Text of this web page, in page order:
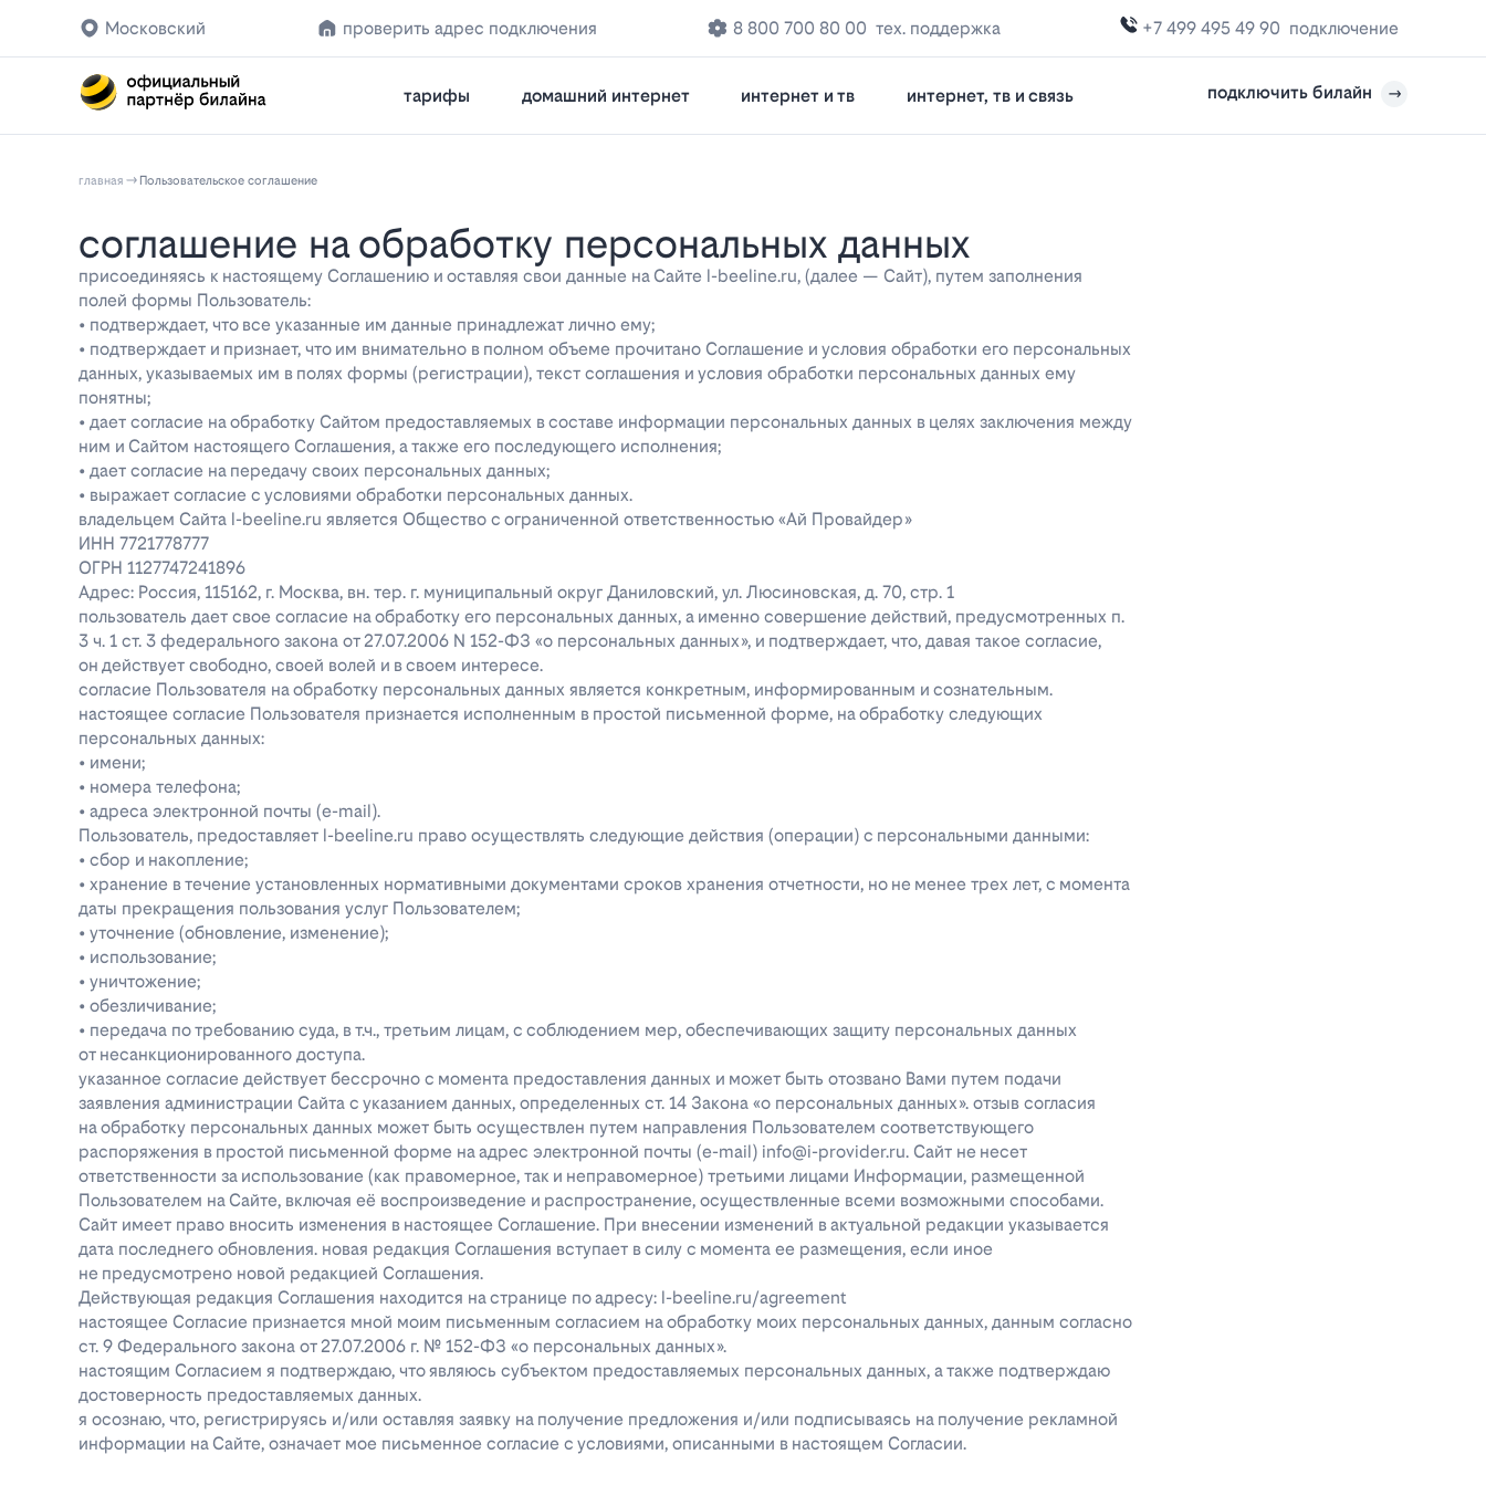
Московский проверить адрес подключения 8 800 700 80 00 тех. поддержка +7 499 495 49 90 подключение
тарифы домашний интернет интернет и тв интернет, тв и связь подключить билайн
главная Пользовательское соглашение
соглашение на обработку персональных данных
присоединяясь к настоящему Соглашению и оставляя свои данные на Сайте l-beeline.ru, (далее — Сайт), путем заполнения
полей формы Пользователь:
• подтверждает, что все указанные им данные принадлежат лично ему;
• подтверждает и признает, что им внимательно в полном объеме прочитано Соглашение и условия обработки его персональных
данных, указываемых им в полях формы (регистрации), текст соглашения и условия обработки персональных данных ему
понятны;
• дает согласие на обработку Сайтом предоставляемых в составе информации персональных данных в целях заключения между
ним и Сайтом настоящего Соглашения, а также его последующего исполнения;
• дает согласие на передачу своих персональных данных;
• выражает согласие с условиями обработки персональных данных.
владельцем Сайта l-beeline.ru является Общество с ограниченной ответственностью «Ай Провайдер»
ИНН 7721778777
ОГРН 1127747241896
Адрес: Россия, 115162, г. Москва, вн. тер. г. муниципальный округ Даниловский, ул. Люсиновская, д. 70, стр. 1
пользователь дает свое согласие на обработку его персональных данных, а именно совершение действий, предусмотренных п.
3 ч. 1 ст. 3 федерального закона от 27.07.2006 N 152-ФЗ «о персональных данных», и подтверждает, что, давая такое согласие,
он действует свободно, своей волей и в своем интересе.
согласие Пользователя на обработку персональных данных является конкретным, информированным и сознательным.
настоящее согласие Пользователя признается исполненным в простой письменной форме, на обработку следующих
персональных данных:
• имени;
• номера телефона;
• адреса электронной почты (e-mail).
Пользователь, предоставляет l-beeline.ru право осуществлять следующие действия (операции) с персональными данными:
• сбор и накопление;
• хранение в течение установленных нормативными документами сроков хранения отчетности, но не менее трех лет, с момента
даты прекращения пользования услуг Пользователем;
• уточнение (обновление, изменение);
• использование;
• уничтожение;
• обезличивание;
• передача по требованию суда, в т.ч., третьим лицам, с соблюдением мер, обеспечивающих защиту персональных данных
от несанкционированного доступа.
указанное согласие действует бессрочно с момента предоставления данных и может быть отозвано Вами путем подачи
заявления администрации Сайта с указанием данных, определенных ст. 14 Закона «о персональных данных». отзыв согласия
на обработку персональных данных может быть осуществлен путем направления Пользователем соответствующего
распоряжения в простой письменной форме на адрес электронной почты (e-mail) info@i-provider.ru. Сайт не несет
ответственности за использование (как правомерное, так и неправомерное) третьими лицами Информации, размещенной
Пользователем на Сайте, включая её воспроизведение и распространение, осуществленные всеми возможными способами.
Сайт имеет право вносить изменения в настоящее Соглашение. При внесении изменений в актуальной редакции указывается
дата последнего обновления. новая редакция Соглашения вступает в силу с момента ее размещения, если иное
не предусмотрено новой редакцией Соглашения.
Действующая редакция Соглашения находится на странице по адресу: l-beeline.ru/agreement
настоящее Согласие признается мной моим письменным согласием на обработку моих персональных данных, данным согласно
ст. 9 Федерального закона от 27.07.2006 г. № 152-ФЗ «о персональных данных».
настоящим Согласием я подтверждаю, что являюсь субъектом предоставляемых персональных данных, а также подтверждаю
достоверность предоставляемых данных.
я осознаю, что, регистрируясь и/или оставляя заявку на получение предложения и/или подписываясь на получение рекламной
информации на Сайте, означает мое письменное согласие с условиями, описанными в настоящем Согласии.